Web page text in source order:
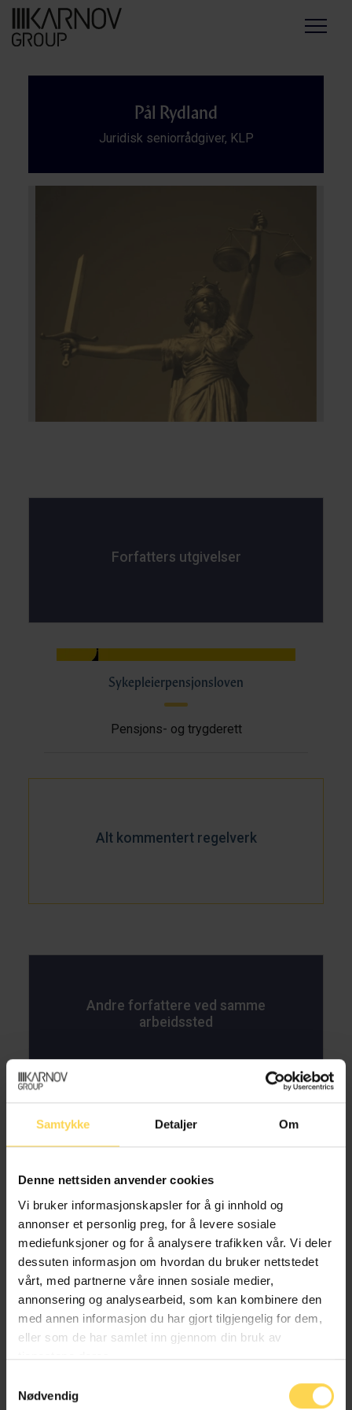
Samtykke Detaljer Om
Denne nettsiden anvender cookies
Vi bruker informasjonskapsler for å gi innhold og
annonser et personlig preg, for å levere sosiale
mediefunksjoner og for å analysere trafikken vår. Vi deler
dessuten informasjon om hvordan du bruker nettstedet
vårt, med partnerne våre innen sosiale medier,
annonsering og analysearbeid, som kan kombinere den
med annen informasjon du har gjort tilgjengelig for dem,
eller som de har samlet inn gjennom din bruk av
tjenestene deres.
Nødvendig
Menu
Pål Rydland
Juridisk seniorrådgiver, KLP
Forfatters utgivelser
Sykepleierpensjonsloven
Pensjons- og trygderett
Alt kommentert regelverk
Andre forfattere ved samme
arbeidssted
Advokat, KLP
Therese Bergsagel
Juridisk seniorrådgiver, KLP